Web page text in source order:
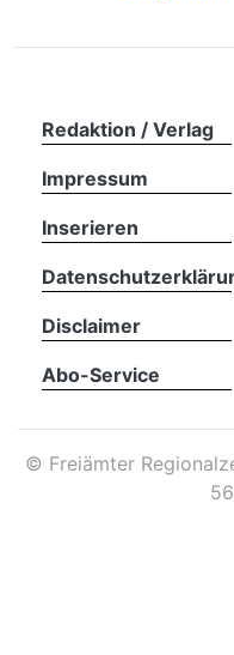
Paper
App
Redaktion / Verlag
Impressum
Inserieren
Disclaimer
Abo-Service
© Freiämter